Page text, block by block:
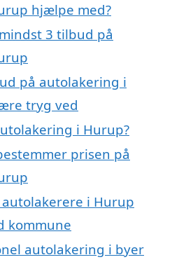
hjælpe med?
3 tilbud på
på autolakering i
tryg ved
i Hurup?
prisen på
i Hurup
kommune
autolakering i byer